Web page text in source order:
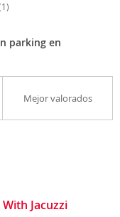
parking en
Mejor valorados
Jacuzzi